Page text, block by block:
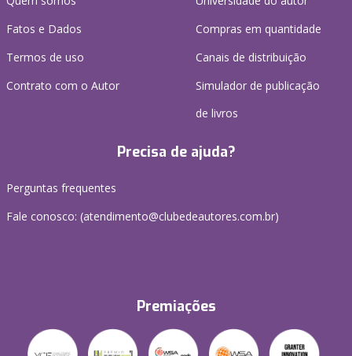
Fatos e Dados
Termos de uso
Contrato com o Autor
Compras em quantidade
Canais de distribuição
Simulador de publicação
de livros
Precisa de ajuda?
Perguntas frequentes
Fale conosco: (atendimento@clubedeautores.com.br)
Premiações